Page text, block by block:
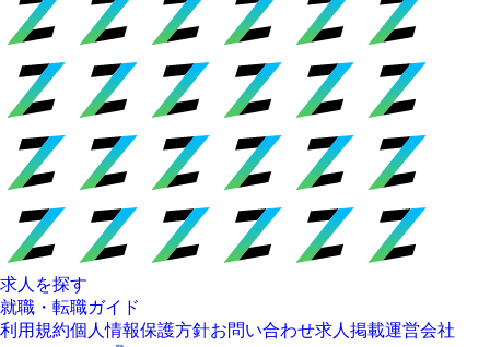
求人を探す
就職・転職ガイド
利用規約個人情報保護方針お問い合わせ求人掲載運営会社